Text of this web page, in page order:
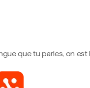
que tu parles, on est